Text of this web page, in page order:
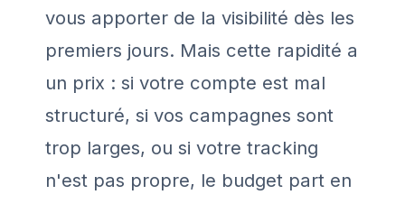
vous apporter de la visibilité dès les
premiers jours. Mais cette rapidité a
un prix : si votre compte est mal
structuré, si vos campagnes sont
trop larges, ou si votre tracking
n'est pas propre, le budget part en